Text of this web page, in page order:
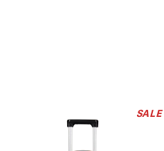
SALE